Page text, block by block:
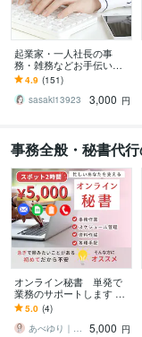
起業家・一人社長の事
務・雑務などお手伝いし
ます 忙しい起業家・一人
社長がやりたいことに専
念できるようサポート
4.9 (151)
sasaki13923
3,000 円
事務全般・秘書代
オンライン秘書 単発で
業務のサポートします あ
なたの″やりたい事″に集中
できる時間を創ります！
5.0 (4)
あべゆり｜イベント事務局サポート秘書
5,000 円